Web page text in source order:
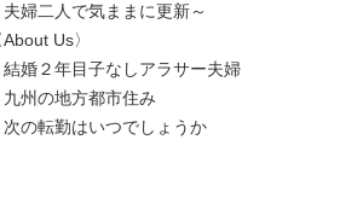
夫婦二人で気ままに更新～
About Us〉
結婚２年目子なしアラサー夫婦
九州の地方都市住み
次の転勤はいつでしょうか